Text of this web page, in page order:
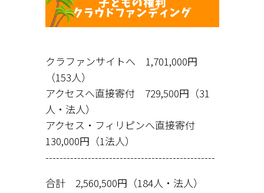
クラファンサイトへ 1,701,000円
（153人）
アクセスへ直接寄付 729,500円（31
人・法人）
アクセス・フィリピンへ直接寄付
130,000円（1法人）
------------------------------------------------
合計 2,560,500円（184人・法人）